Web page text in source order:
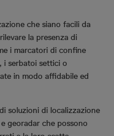
che siano facili da
la presenza di
i marcatori di confine
i serbatoi settici o
in modo affidabile ed
soluzioni di localizzazione
georadar che possono